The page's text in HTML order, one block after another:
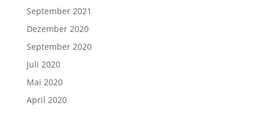
September 2021
Dezember 2020
September 2020
Juli 2020
Mai 2020
April 2020